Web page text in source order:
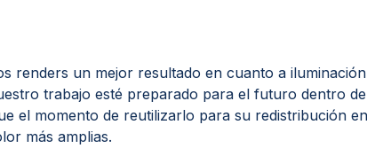
renders un mejor resultado en cuanto a
trabajo esté preparado para el futuro dentro
el momento de reutilizarlo para su redistribución
más amplias.